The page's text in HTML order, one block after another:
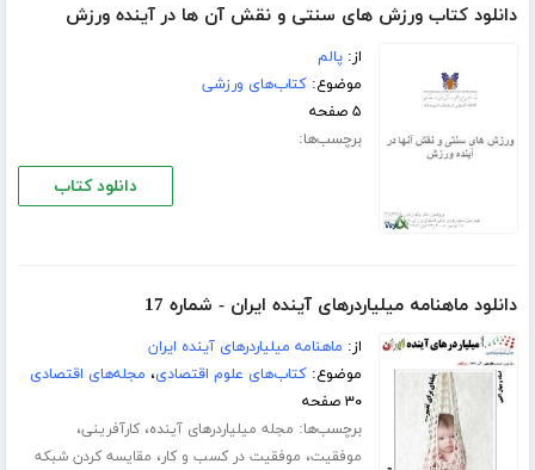
دانلود کتاب ورزش های سنتی و نقش آن ها در آینده ورزش
از:پالم
موضوع:کتاب‌های ورزشی
۵ صفحه
برچسب‌ها:
دانلود کتاب
دانلود ماهنامه میلیاردرهای آینده ایران - شماره 17
از: ماهنامه میلیاردرهای آینده ایران
موضوع:کتاب‌های علوم اقتصادی، مجله‌های اقتصادی
۳۰ صفحه
برچسب‌ها: مجله میلیاردرهای آینده،کارآفرینی،
موفقیت، موفقیت در کسب و کار، مقایسه کردن شبکه